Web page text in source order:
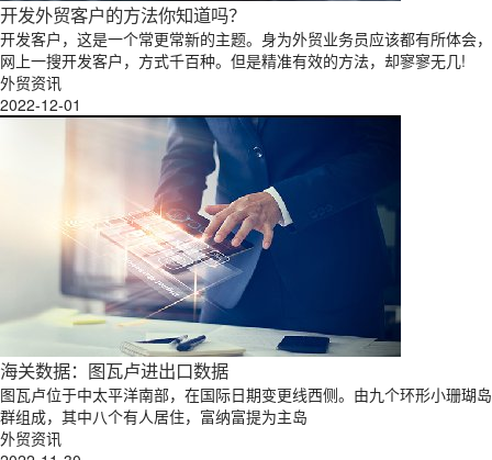
开发外贸客户的方法你知道吗？
开发客户，这是一个常更常新的主题。身为外贸业务员应该都有所体会，
网上一搜开发客户，方式千百种。但是精准有效的方法，却寥寥无几!
外贸资讯
2022-12-01
海关数据：图瓦卢进出口数据
图瓦卢位于中太平洋南部，在国际日期变更线西侧。由九个环形小珊瑚岛
群组成，其中八个有人居住，富纳富提为主岛
外贸资讯